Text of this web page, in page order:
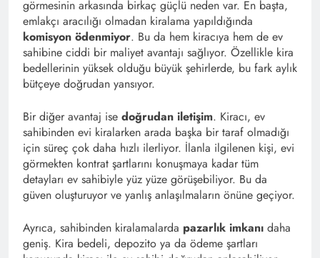
görmesinin arkasında birkaç güçlü neden var. En başta,
emlakçı aracılığı olmadan kiralama yapıldığında
komisyon ödenmiyor. Bu da hem kiracıya hem de ev
sahibine ciddi bir maliyet avantajı sağlıyor. Özellikle kira
bedellerinin yüksek olduğu büyük şehirlerde, bu fark aylık
bütçeye doğrudan yansıyor.
Bir diğer avantaj ise doğrudan iletişim. Kiracı, ev
sahibinden evi kiralarken arada başka bir taraf olmadığı
için süreç çok daha hızlı ilerliyor. İlanla ilgilenen kişi, evi
görmekten kontrat şartlarını konuşmaya kadar tüm
detayları ev sahibiyle yüz yüze görüşebiliyor. Bu da
güven oluşturuyor ve yanlış anlaşılmaların önüne geçiyor.
Ayrıca, sahibinden kiralamalarda pazarlık imkanı daha
geniş. Kira bedeli, depozito ya da ödeme şartları